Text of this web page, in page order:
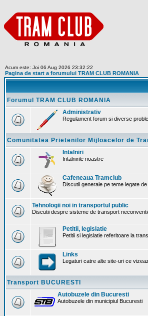
Acum este: Joi 06 Aug 2026 23:32:22
Pagina de start a forumului TRAM CLUB ROMANIA
Forumul TRAM CLUB ROMANIA
Administrativ
Regulament forum si diverse
Comunitatea Prietenilor Mijloacelor de
Intalniri
Intalnirile noastre
Cafeneaua Tramclub
Discutii generale pe teme legate
Tehnologii noi in transportul public
Discutii despre sisteme de transport
Petitii, legislatie
Petitii si legislatie referitoare la
Links
Legaturi catre alte site-uri ce
Transport BUCURESTI
Autobuzele din Bucuresti
Autobuzele din municipiul Bucuresti